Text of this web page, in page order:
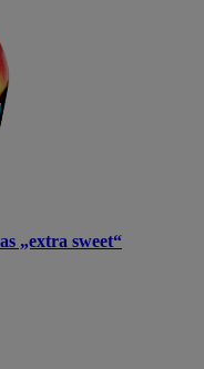
„extra sweet“